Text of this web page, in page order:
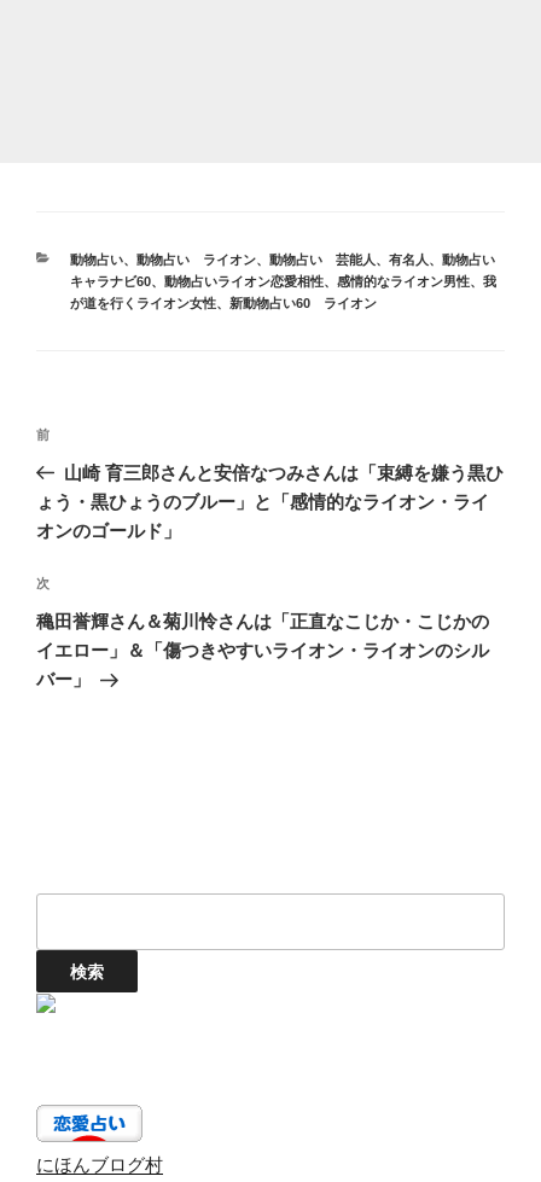
カ
テ
ゴ
動物占い、 動物占い ライオン、 動物占い 芸能人、有名人 、 動物占い
キャラナビ60、 動物占いライオン恋愛相性、 感情的なライオン男性、 我
が道を行くライオン女性、 新動物占い60 ライオン
投
ビ
ー
シ
ョ
ン
前
の
投
稿
前
山崎 育三郎さんと安倍なつみさんは「束縛を嫌う黒ひ
ょう・黒ひょうのブルー」と「感情的なライオン・ライ
オンのゴールド」
次
の
投
稿
次
穐田誉輝さん＆菊川怜さんは「正直なこじか・こじかの
イエロー」＆「傷つきやすいライオン・ライオンのシル
バー」
にほんブログ村